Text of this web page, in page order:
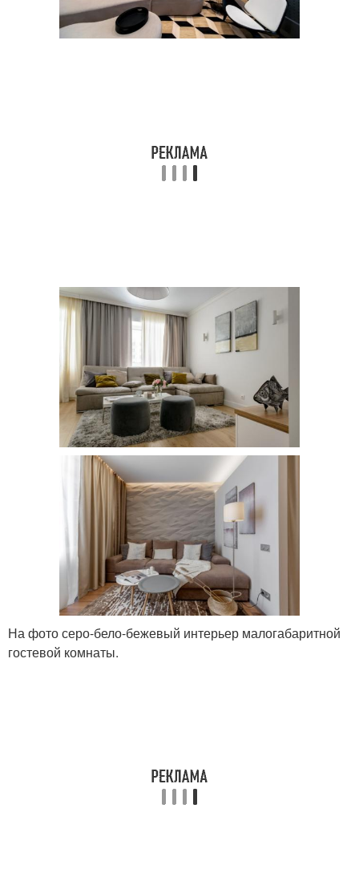
На фото серо-бело-бежевый интерьер малогабаритной
гостевой комнаты.